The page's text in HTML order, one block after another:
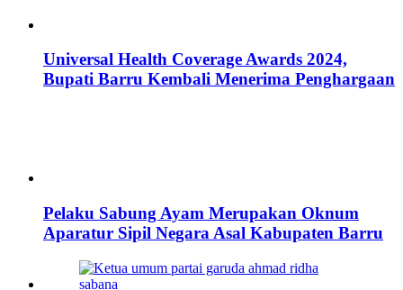
Universal Health Coverage Awards 2024,
Bupati Barru Kembali Menerima Penghargaan
Pelaku Sabung Ayam Merupakan Oknum
Aparatur Sipil Negara Asal Kabupaten Barru